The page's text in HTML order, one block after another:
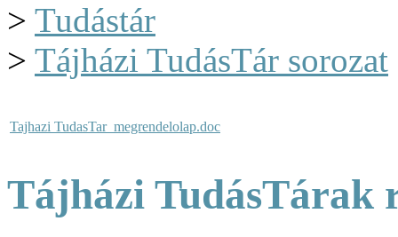
> Tudástár
> Tájházi TudásTár sorozat
Tajhazi TudasTar_megrendelolap.doc
Tájházi TudásTárak